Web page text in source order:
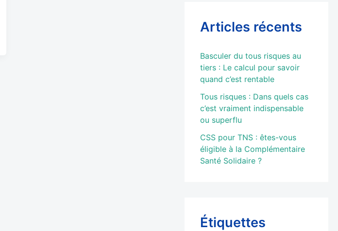
Articles récents
Basculer du tous risques au
tiers : Le calcul pour savoir
quand c’est rentable
Tous risques : Dans quels cas
c’est vraiment indispensable
ou superflu
CSS pour TNS : êtes-vous
éligible à la Complémentaire
Santé Solidaire ?
Étiquettes